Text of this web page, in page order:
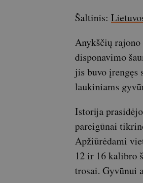
Šaltinis:
Anykščių rajono
disponavimo
jis buvo įrengęs
laukiniams
Istorija
pareigūnai
Apžiūrėdami
12 ir 16 kalibro
trosai. Gyvūnui